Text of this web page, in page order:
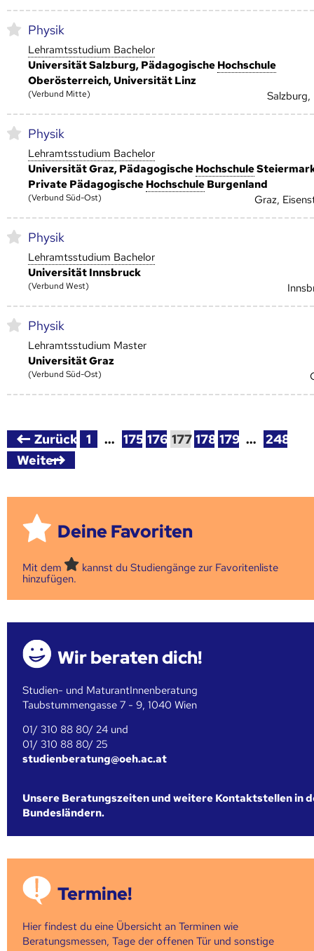
Physik
Lehramtsstudium Bachelor
Universität Salzburg, Pädagogische Hoch­schule
Oberösterreich, Universität Linz
(Verbund Mitte) Salzburg,
Physik
Lehramtsstudium Bachelor
Universität Graz, Pädagogische Hoch­schule
Private Pädagogische Hoch­schule Burgenland
(Verbund Süd-Ost) Graz,
Physik
Lehramtsstudium Bachelor
Universität Innsbruck
(Verbund West)
Physik
Lehramtsstudium Master
Universität Graz
(Verbund Süd-Ost)
Zurück 1 … 175 176 177 178 179 …
248
Weiter
Deine Favoriten
Mit dem
kannst du Studiengänge zur Favoritenliste
hinzufügen.
Wir beraten dich!
Studien- und MaturantInnenberatung
Taubstummengasse 7 - 9, 1040 Wien
01/ 310 88 80/ 24 und
01/ 310 88 80/ 25
studienberatung@oeh.ac.at
Unsere Beratungszeiten und weitere Kontaktstellen in
Bundesländern.
Termine!
Hier findest du eine Übersicht an Terminen wie
Beratungsmessen, Tage der offenen Tür und sonstige